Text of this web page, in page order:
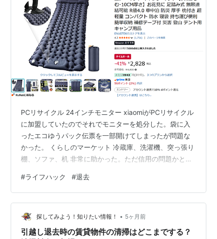
PCリサイクル 24インチモニター xiaomiがPCリサイクル
に加盟していたのでそれでモニターを処分した。袋に入
ったエコゆうパック伝票を一部開けてしまったが問題な
かった。 くらしのマーケット 冷蔵庫、洗濯機、突っ張り
棚、ソファ、机 非常に助かった。ただ信用の問題かとに
写真を用意して申し込めば3月末の混み合う中でも表示通
りの金額で持っていってもらった。感謝。 ただリサイク
ルショップで売ったらよかったのにと言われ、そうだっ
たかもしれないと反省。 GEO買取ロッカー Androidタブ
レット、iPad、Switch1 PUDOステーションから発送が…
#ライフハック #退去
探してみよう！知りたい情報！ • 5ヶ月前
引越し退去時の賃貸物件の清掃はどこまでする？